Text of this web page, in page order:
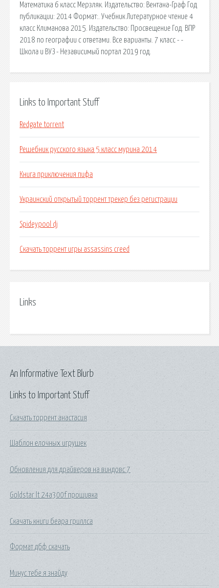
Математика 6 класс Мерзляк. Издательство: Вентана-Граф Год
публикации: 2014 Формат:. Учебник Литературное чтение 4
класс Климанова 2015. Издательство: Просвещение Год. ВПР
2018 по географии с ответами. Все варианты. 7 класс - -
Школа и ВУЗ - Независимый портал 2019 год.
Links to Important Stuff
Redgate torrent
Решебник русского языка 5 класс мурина 2014
Книга приключения пифа
Украинский открытый торрент трекер без регистрации
Spideypool dj
Скачать торрент игры assassins creed
Links
Links to Important Stuff
Скачать торрент анастасия
Шаблон елочных игрушек
Обновления для драйверов на виндовс 7
Goldstar lt 24a300f прошивка
Скачать книги беара гриллса
Формат дбф скачать
Минус тебе я знайду
An Informative Text Blurb